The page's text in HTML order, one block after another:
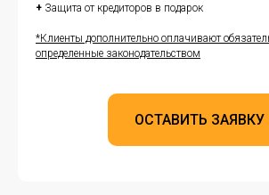
+ Защита от кредиторов в подарок
*Клиенты дополнительно оплачивают
определенные законодательством
ОСТАВИТЬ ЗАЯВКУ